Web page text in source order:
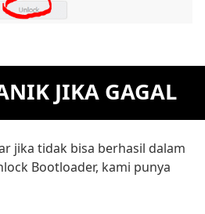
JIKA GAGAL
jika tidak bisa berhasil dalam
Bootloader, kami punya